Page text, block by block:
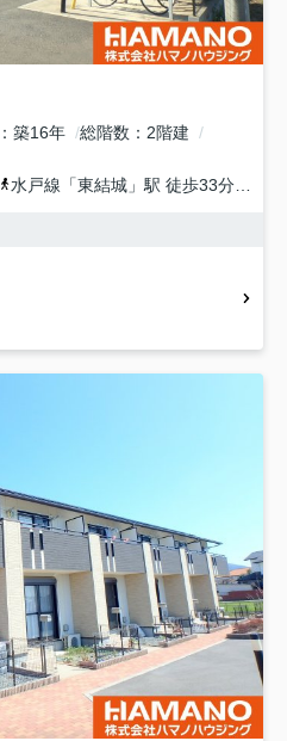
築16年 総階数
2階建
水戸線 「東結城 」駅 徒歩33分